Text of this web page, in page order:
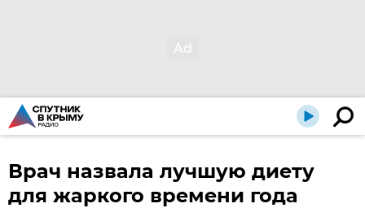
Врач назвала лучшую диету
для жаркого времени года